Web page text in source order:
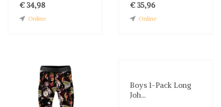
€ 34,98
Online
€ 35,96
Online
Boys 1-Pack Long
Joh...